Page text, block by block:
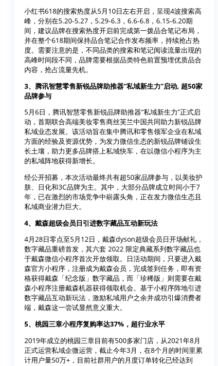
小红书618的搜索热度从5月10日左右开启，呈现4波搜索高
峰，分别在5.20-5.27，5.29-6.3，6.6-6.8，6.15-6.20期
间，建议品牌在搜索热度开启前完成第一拨品合笔记布局，
并在整个618期间保持品合笔记合作发布频率，持续抢占热
度。需要注意的是，不同品类的搜索和笔记阅读流量出现的
高峰时间段不同，品牌需要根据品类特色前置预埋优质品合
内容，抢占流量先机。
3、腾讯智慧零售新锐品牌助推器“私域新生力”启动, 超50家
品牌参与
5月6日，腾讯智慧零售新锐品牌助推器“私域新生力”正式启
动，首期联合高端美妆零售商丝芙兰中国共同助力新锐品牌
私域业态发展。该活动旨在集中腾讯和零售领军企业在私域
方面的经验及资源优势，为发力微信生态的新锐品牌铺设生
长土壤，助力更多品牌搭上私域快车，在以微信小程序为主
的私域阵地获得新增长。
经公开招募，本次活动最终共有超50家品牌参与，以美妆护
肤、日化和3C品牌为主。其中，大部分品牌成立时间小于7
年，已在激烈的市场竞争中崭露头角，正在发力微信生态且
私域商业潜力巨大。
4、戴森超级会员日引进数字藏品互动新玩法
4月28日零点至5月12日，戴森dyson超级会员日开场献礼，
数字藏品重磅首发，其六套 2022 限定典藏系列数字藏品也
于戴森微信小程序首次开放领取。日活动期间，只要进入戴
森官方小程序，注册成为戴森会员，完成签到任务，即有资
格获得戴森「纪念版」数字藏品，而「珍稀版」则需要在戴
森小程序注册戴森机器获得领取机会。基于小程序阵地引进
数字藏品互动新玩法，激励私域用户之余并成功引爆消费者
端，戴森这一尝试显然意义重大。
5、桃园三章小程序复购率达37%，超行业水平
2019年成立的桃园三章目前有500多家门店，从2021年8月
正式运营私域企微运营，截止今年3月，在8个月的时间里累
计用户量50万+，目前社群用户的月度订单转化已经达到